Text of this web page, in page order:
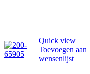
Quick view
Toevoegen aan
wensenlijst